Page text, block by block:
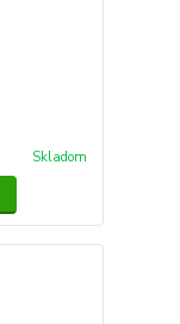
Skladom